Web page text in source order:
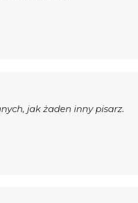
jak żaden inny pisarz.